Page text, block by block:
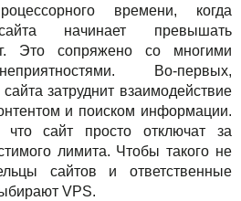
времени, когда
начинает превышать
Это сопряжено со многими
Во-первых,
затруднит взаимодействие
и поиском информации.
что сайт просто отключат за
лимита. Чтобы такого не
сайтов и ответственные
VPS.